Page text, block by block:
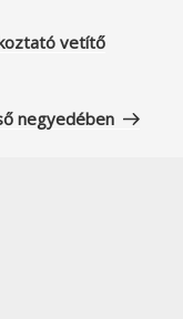
vetítő
negyedében